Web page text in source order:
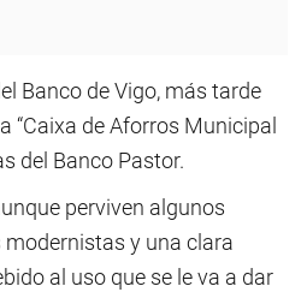
Banco de Vigo, más tarde
“Caixa de Aforros Municipal
del Banco Pastor.
perviven algunos
y una clara
al uso que se le va a dar